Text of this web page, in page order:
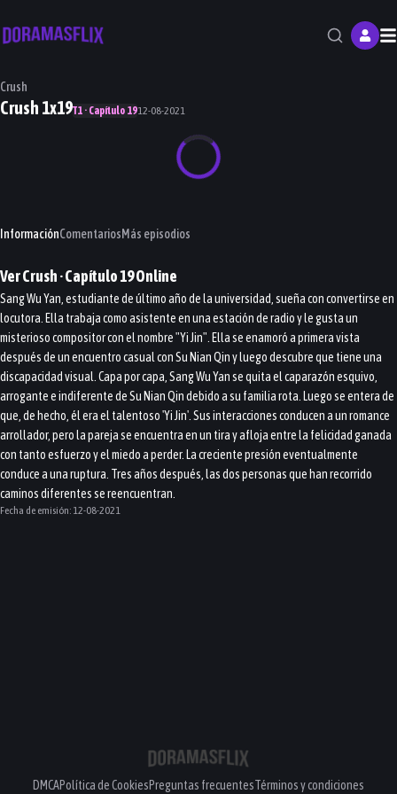
Crush
Crush 1x19T1 · Capítulo 1912-08-2021
InformaciónComentariosMás episodios
VerCrush· Capítulo19Online
Sang Wu Yan, estudiante de último año de la universidad, sueña con convertirse en
locutora. Ella trabaja como asistente en una estación de radio y le gusta un
misterioso compositor con el nombre "Yi Jin". Ella se enamoró a primera vista
después de un encuentro casual con Su Nian Qin y luego descubre que tiene una
discapacidad visual. Capa por capa, Sang Wu Yan se quita el caparazón esquivo,
arrogante e indiferente de Su Nian Qin debido a su familia rota. Luego se entera de
que, de hecho, él era el talentoso 'Yi Jin'. Sus interacciones conducen a un romance
arrollador, pero la pareja se encuentra en un tira y afloja entre la felicidad ganada
con tanto esfuerzo y el miedo a perder. La creciente presión eventualmente
conduce a una ruptura. Tres años después, las dos personas que han recorrido
caminos diferentes se reencuentran.
Fecha de emisión: 12-08-2021
DMCAPolítica de CookiesPreguntas frecuentesTérminos y condiciones